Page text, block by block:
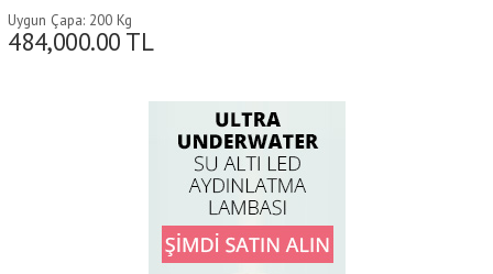
Uygun Çapa: 200 Kg
484,000.00 TL